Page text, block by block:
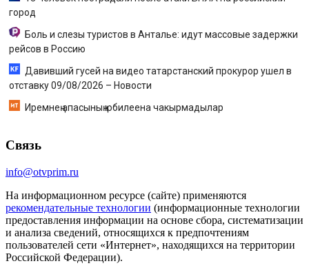
город
Боль и слезы туристов в Анталье: идут массовые задержки
рейсов в Россию
Давивший гусей на видео татарстанский прокурор ушел в
отставку 09/08/2026 – Новости
Иремнең апасының юбилеена чакырмадылар
Связь
info@otvprim.ru
На информационном ресурсе (сайте) применяются
рекомендательные технологии (информационные технологии
предоставления информации на основе сбора, систематизации
и анализа сведений, относящихся к предпочтениям
пользователей сети «Интернет», находящихся на территории
Российской Федерации).